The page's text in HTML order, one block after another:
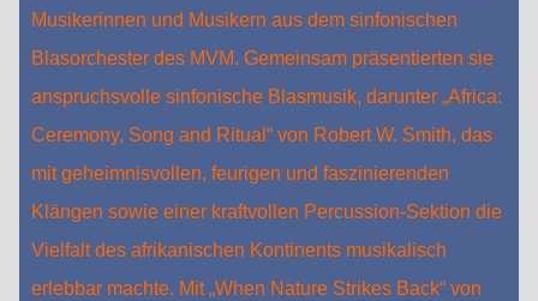
Musikerinnen und Musikern aus dem sinfonischen
Blasorchester des MVM. Gemeinsam präsentierten sie
anspruchsvolle sinfonische Blasmusik, darunter „Africa:
Ceremony, Song and Ritual“ von Robert W. Smith, das
mit geheimnisvollen, feurigen und faszinierenden
Klängen sowie einer kraftvollen Percussion-Sektion die
Vielfalt des afrikanischen Kontinents musikalisch
erlebbar machte. Mit „When Nature Strikes Back“ von